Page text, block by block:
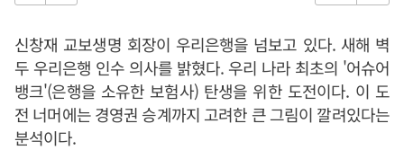
신창재 교보생명 회장이 우리은행을 넘보고 있다. 새해 벽
두 우리은행 인수 의사를 밝혔다. 우리 나라 최초의 '어슈어
뱅크'(은행을 소유한 보험사) 탄생을 위한 도전이다. 이 도
전 너머에는 경영권 승계까지 고려한 큰 그림이 깔려있다는
분석이다.